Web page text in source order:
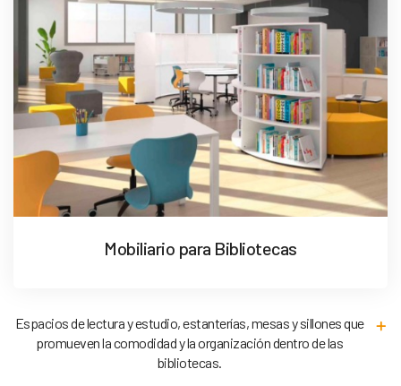
Mobiliario para Bibliotecas
Espacios de lectura y estudio, estanterías, mesas y sillones que
promueven la comodidad y la organización dentro de las
bibliotecas.